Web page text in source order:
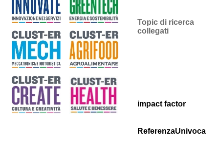
Topic di ricerca
collegati
impact factor
ReferenzaUnivoca